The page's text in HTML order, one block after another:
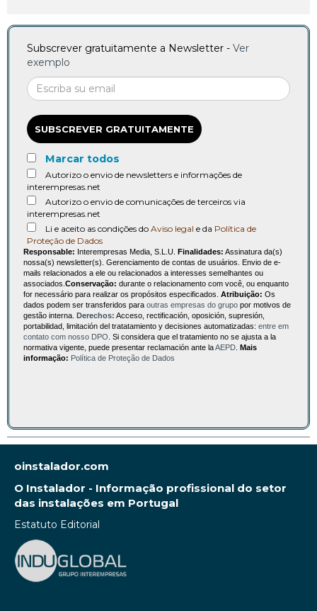
Subscrever gratuitamente a Newsletter - Ver
exemplo
SUBSCREVER GRATUITAMENTE
Marcar todos
Autorizo o envio de newsletters e informações de
interempresas.net
Autorizo o envio de comunicações de terceiros via
interempresas.net
Li e aceito as condições do Aviso legal e da Política de
Proteção de Dados
Responsable: Interempresas Media, S.L.U. Finalidades: Assinatura da(s)
nossa(s) newsletter(s). Gerenciamento de contas de usuários. Envio de e-
mails relacionados a ele ou relacionados a interesses semelhantes ou
associados. Conservação: durante o relacionamento com você, ou enquanto
for necessário para realizar os propósitos especificados. Atribuição: Os
dados podem ser transferidos para outras empresas do grupo por motivos de
gestão interna. Derechos: Acceso, rectificación, oposición, supresión,
portabilidad, limitación del tratatamiento y decisiones automatizadas: entre em
contato com nosso DPO . Si considera que el tratamiento no se ajusta a la
normativa vigente, puede presentar reclamación ante laAEPD Mais
informação: Política de Proteção de Dados
oinstalador.com
O Instalador - Informação profissional do setor
das instalações em Portugal
Estatuto Editorial